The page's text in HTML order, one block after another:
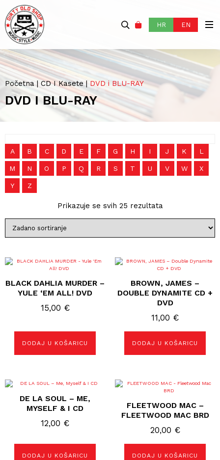
HR EN
Početna| CD I Kasete| DVD i BLU-RAY
DVD I BLU-RAY
A B C D E F G H I J K L
M N O P Q R S T U V W X
Y Z
Prikazuje se svih 25 rezultata
BLACK DAHLIA MURDER –
YULE ‘EM ALL! DVD
15,00 €
DODAJ U KOŠARICU
BROWN, JAMES –
DOUBLE DYNAMITE CD +
DVD
11,00 €
DODAJ U KOŠARICU
DE LA SOUL – ME,
MYSELF & I CD
12,00 €
DODAJ U KOŠARICU
FLEETWOOD MAC –
FLEETWOOD MAC BRD
20,00 €
DODAJ U KOŠARICU